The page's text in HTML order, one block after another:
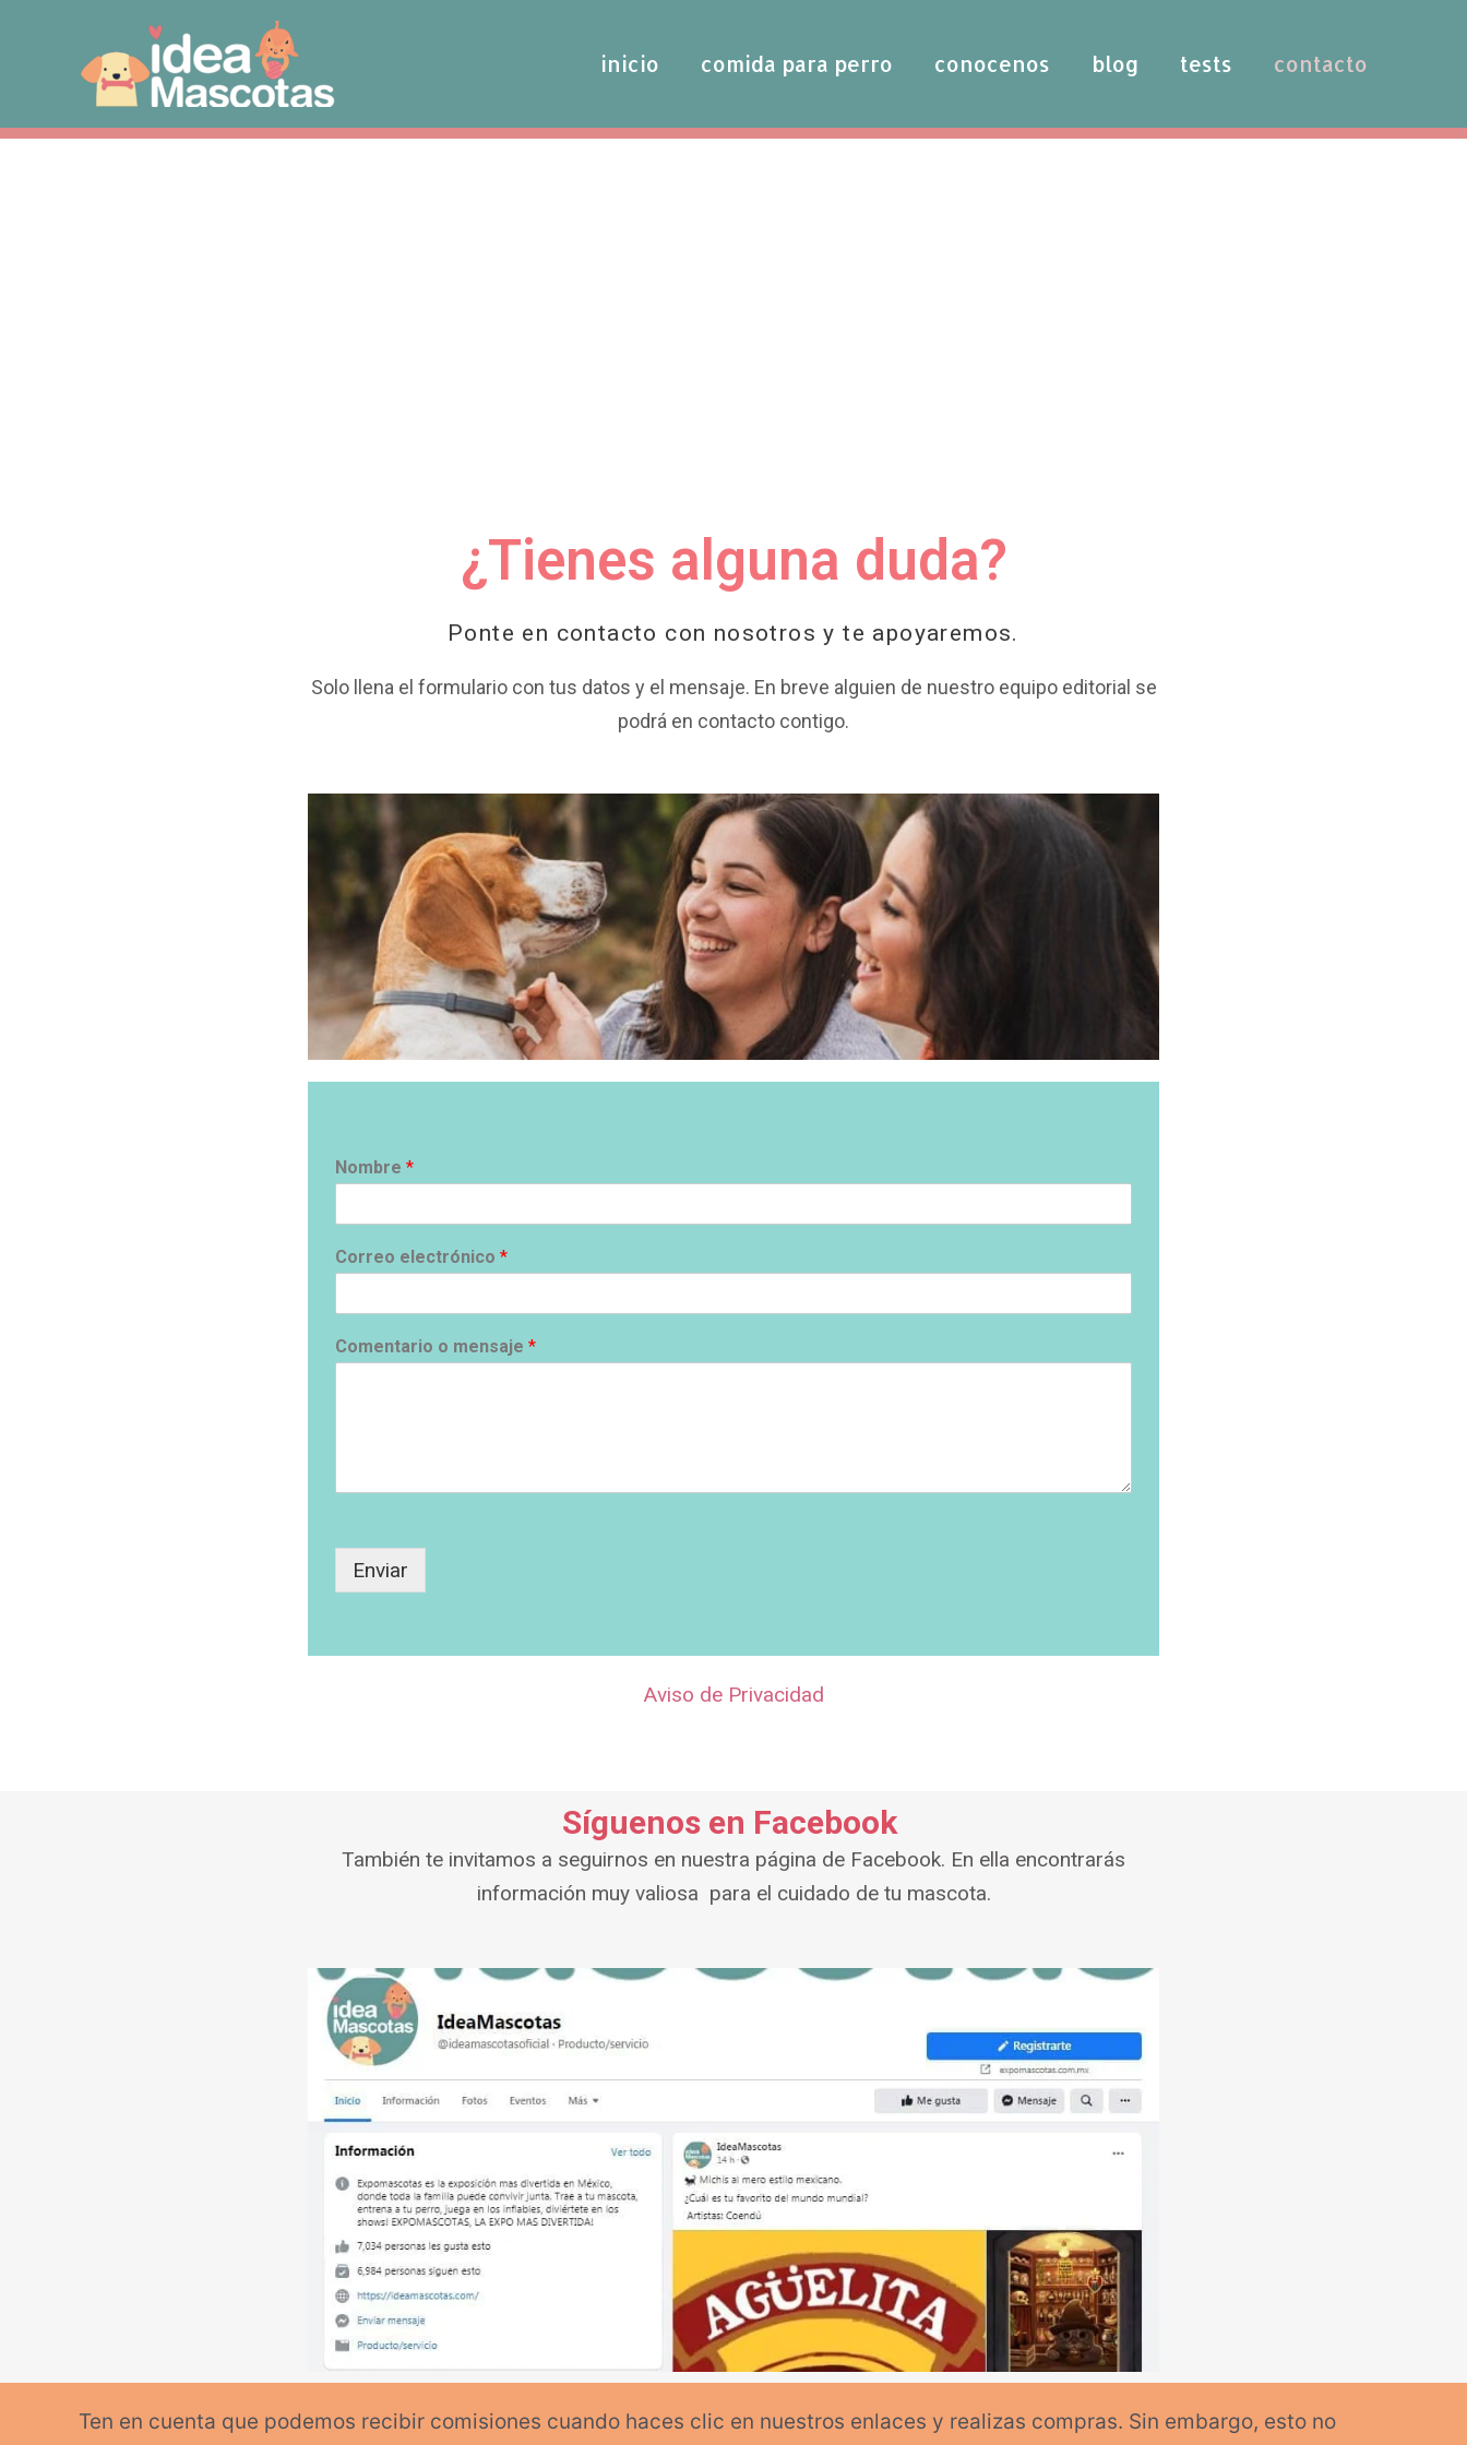
inicio comida para perro conocenos blog tests contacto
¿Tienes alguna duda?
Ponte en contacto con nosotros y te apoyaremos.
Solo llena el formulario con tus datos y el mensaje. En breve alguien de nuestro equipo editorial se
podrá en contacto contigo.
Nombre *
Correo electrónico *
Comentario o mensaje *
Enviar
Aviso de Privacidad
Síguenos en Facebook
También te invitamos a seguirnos en nuestra página de Facebook. En ella encontrarás
información muy valiosa para el cuidado de tu mascota.
Ten en cuenta que podemos recibir comisiones cuando haces clic en nuestros enlaces y realizas compras. Sin embargo, esto no